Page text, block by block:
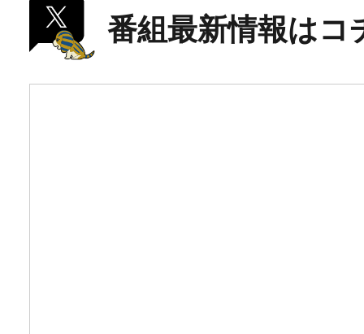
番組最新情報はコ